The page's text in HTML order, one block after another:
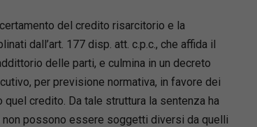
del credito risarcitorio e la
dall’art. 177 disp. att. c.p.c., che affida il
delle parti, e culmina in un decreto
per previsione normativa, in favore dei
credito. Da tale struttura la sentenza ha
possono essere soggetti diversi da quelli